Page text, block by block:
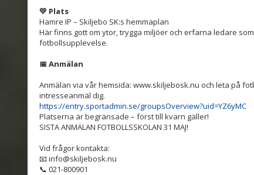
💛 Plats
Hamre IP – Skiljebo SK:s hemmaplan
Här finns gott om ytor, trygga miljöer och erfarna ledare
fotbollsupplevelse.
📅 Anmälan
Anmälan via vår hemsida: www.skiljebosk.nu och leta på
intresseanmäl dig.
https://entry.sportadmin.se/groupsOverview?uid=YZ6yMC
Platserna är begränsade – först till kvarn gäller!
SISTA ANMÄLAN FOTBOLLSSKOLAN 31 MAJ!
Vid frågor kontakta:
📧 info@skiljebosk.nu
📞 021-800901